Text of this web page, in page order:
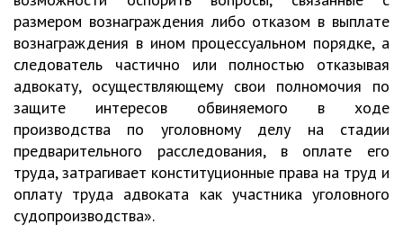
размером вознаграждения либо отказом в выплате
вознаграждения в ином процессуальном порядке, а
следователь частично или полностью отказывая
адвокату, осуществляющему свои полномочия по
защите интересов обвиняемого в ходе
производства по уголовному делу на стадии
предварительного расследования, в оплате его
труда, затрагивает конституционные права на труд и
оплату труда адвоката как участника уголовного
судопроизводства».